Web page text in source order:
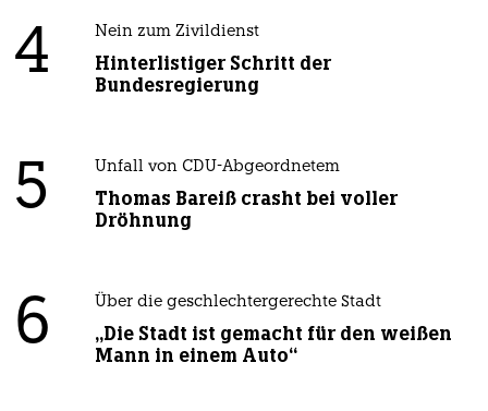
4 Nein zum Zivildienst
Hinterlistiger Schritt der
Bundesregierung
5 Unfall von CDU-Abgeordnetem
Thomas Bareiß crasht bei voller
Dröhnung
6 Über die geschlechtergerechte Stadt
„Die Stadt ist gemacht für den weißen
Mann in einem Auto“